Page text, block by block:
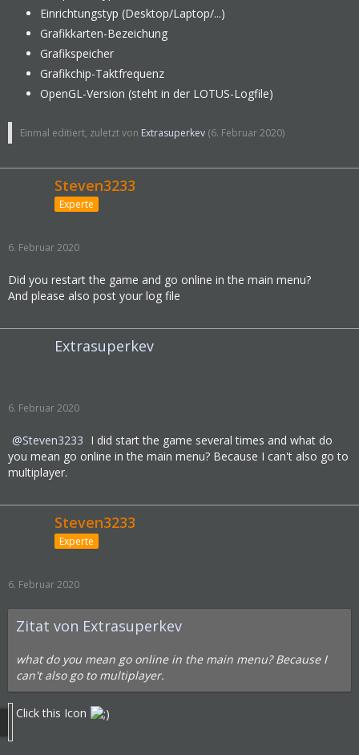
Einrichtungstyp (Desktop/Laptop/...)
Grafikkarten-Bezeichung
Grafikspeicher
Grafikchip-Taktfrequenz
OpenGL-Version (steht in der LOTUS-Logfile)
Einmal editiert, zuletzt von Extrasuperkev (6. Februar 2020)
Steven3233
Experte
6. Februar 2020
Did you restart the game and go online in the main menu?
And please also post your log file
Extrasuperkev
6. Februar 2020
Steven3233 I did start the game several times and what do
you mean go online in the main menu? Because I can't also go to
multiplayer.
Steven3233
Experte
6. Februar 2020
Zitat von Extrasuperkev
what do you mean go online in the main menu? Because I
can't also go to multiplayer.
Click this Icon